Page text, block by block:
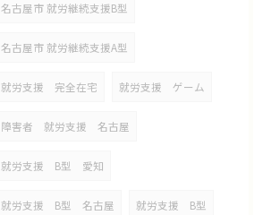
名古屋市 就労継続支援B型
名古屋市 就労継続支援A型
就労支援 完全在宅 就労支援 ゲーム
障害者 就労支援 名古屋
就労支援 B型 愛知
就労支援 B型 名古屋 就労支援 B型